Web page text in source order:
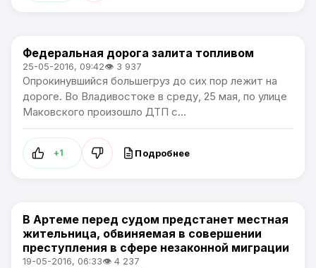
Происшествия
Федеральная дорога залита топливом
25-05-2016, 09:42👁 3 937
Опрокинувшийся большегруз до сих пор лежит на
дороге. Во Владивостоке в среду, 25 мая, по улице
Маковского произошло ДТП с...
+1 Подробнее
Происшествия
В Артеме перед судом предстанет местная
жительница, обвиняемая в совершении
преступления в сфере незаконной миграции
19-05-2016, 06:33👁 4 237